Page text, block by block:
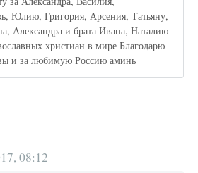
Юлию, Григория, Арсения, Татьяну,
Александра и брата Ивана, Наталию
христиан в мире Благодарю
и за любимую Россию аминь
08:12